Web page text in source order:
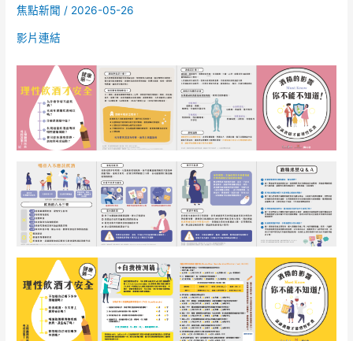
焦點新聞 / 2026-05-26
影片連結
社
會
促
之
駕
防
制
宣
導